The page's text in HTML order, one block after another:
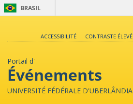
BRASIL
ACCESSIBILITÉ
CONTRASTE ÉLEVÉ
Portail d'
Événements
UNIVERSITÉ FÉDÉRALE D'UBERLÂNDIA